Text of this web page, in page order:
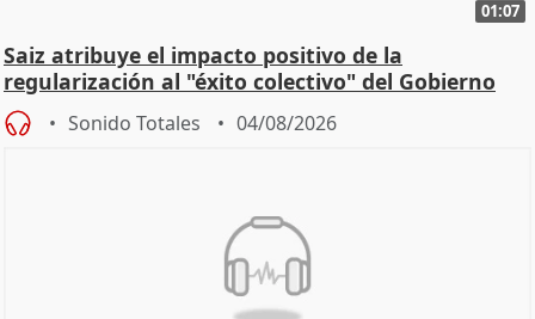
01:07
Saiz atribuye el impacto positivo de la
regularización al "éxito colectivo" del Gobierno
Sonido Totales 04/08/2026